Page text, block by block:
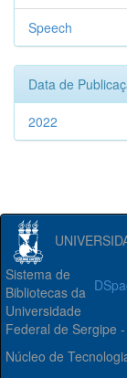
Speech
Data de
2022
Sistema de
Bibliotecas da
Universidade
Federal de Sergipe
Núcleo de